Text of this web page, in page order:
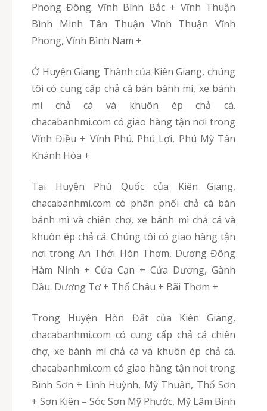
Phong Đông. Vĩnh Bình Bắc + Vĩnh Thuận
Bình Minh Tân Thuận Vĩnh Thuận Vĩnh
Phong, Vĩnh Bình Nam +
Ở Huyện Giang Thành của Kiên Giang, chúng
tôi có cung cấp chả cá bán bánh mì, xe bánh
mì chả cá và khuôn ép chả cá.
chacabanhmi.com có giao hàng tận nơi trong
Vĩnh Điều + Vĩnh Phú. Phú Lợi, Phú Mỹ Tân
Khánh Hòa +
Tại Huyện Phú Quốc của Kiên Giang,
chacabanhmi.com có phân phối chả cá bán
bánh mì và chiên chợ, xe bánh mì chả cá và
khuôn ép chả cá. Chúng tôi có giao hàng tận
nơi trong An Thới. Hòn Thơm, Dương Đông
Hàm Ninh + Cửa Cạn + Cửa Dương, Gành
Dầu. Dương Tơ + Thổ Châu + Bãi Thơm +
Trong Huyện Hòn Đất của Kiên Giang,
chacabanhmi.com có cung cấp chả cá chiên
chợ, xe bánh mì chả cá và khuôn ép chả cá.
chacabanhmi.com có giao hàng tận nơi trong
Bình Sơn + Lình Huỳnh, Mỹ Thuận, Thổ Sơn
+ Sơn Kiên – Sóc Sơn Mỹ Phước, Mỹ Lâm Bình